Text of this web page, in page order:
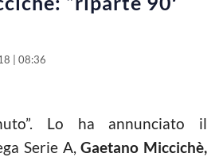
| 08:36
Lo ha annunciato il
Serie A,Gaetano Miccichè,